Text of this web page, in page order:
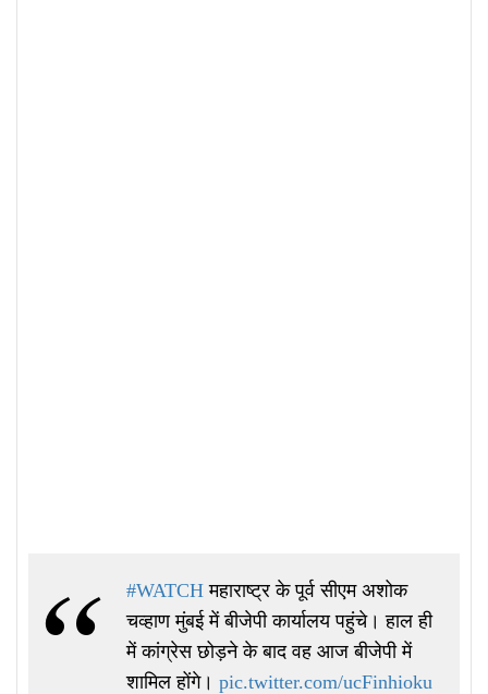
#WATCH महाराष्ट्र के पूर्व सीएम अशोक
चव्हाण मुंबई में बीजेपी कार्यालय पहुंचे। हाल ही
में कांग्रेस छोड़ने के बाद वह आज बीजेपी में
शामिल होंगे। pic.twitter.com/ucFinhioku